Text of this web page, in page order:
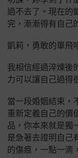
過不去了。 現在的
完，漸漸得有自己
凱莉，勇敢的單飛
我相信經過淬煉後
力可以讓自己過得
當一段婚姻結束，
重新定義自己的價
品，你本來就是獨
是急著去證明自己
的傷痕，一點一滴